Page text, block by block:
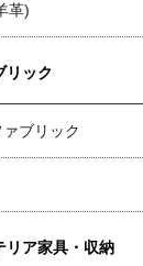
革)
リック
ブリック
リア家具・収納